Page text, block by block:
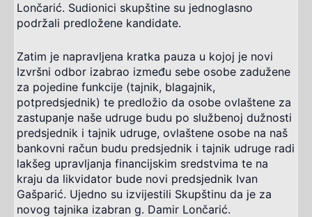
Lončarić. Sudionici skupštine su jednoglasno
podržali predložene kandidate.
Zatim je napravljena kratka pauza u kojoj je novi
Izvršni odbor izabrao između sebe osobe zadužene
za pojedine funkcije (tajnik, blagajnik,
potpredsjednik) te predložio da osobe ovlaštene za
zastupanje naše udruge budu po službenoj dužnosti
predsjednik i tajnik udruge, ovlaštene osobe na naš
bankovni račun budu predsjednik i tajnik udruge radi
lakšeg upravljanja financijskim sredstvima te na
kraju da likvidator bude novi predsjednik Ivan
Gašparić. Ujedno su izvijestili Skupštinu da je za
novog tajnika izabran g. Damir Lončarić.